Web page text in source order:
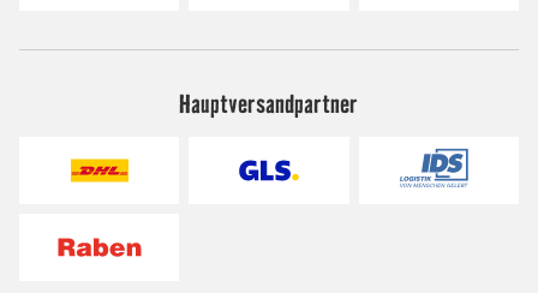
Hauptversandpartner